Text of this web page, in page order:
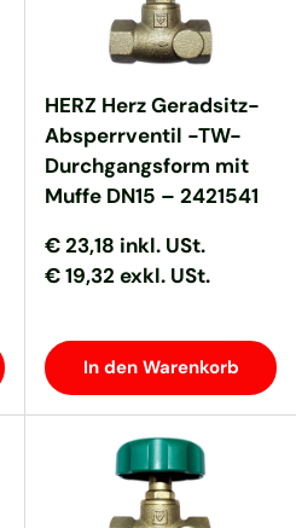
HERZ Herz Geradsitz-
Absperrventil -TW-
Durchgangsform mit
Muffe DN15 – 2421541
Normaler Preis
Normaler Preis
€ 23,18 inkl. USt.
€ 19,32 exkl. USt.
In den Warenkorb